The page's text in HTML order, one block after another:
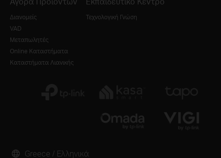
Διανομείς
VAD
Μεταπωλητές
Online Καταστήματα
Καταστήματα Λιανικής
Τεχνολογική Γνώση
Greece / Ελληνικά